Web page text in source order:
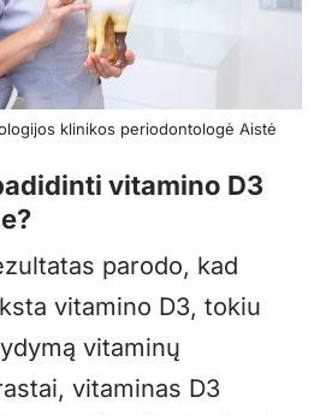
klinikos periodontologė Aistė
vitamino D3
parodo, kad
vitamino D3, tokiu
vitaminų
vitaminas D3